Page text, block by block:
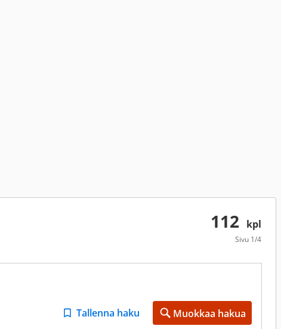
112 kpl
Sivu 1/4
Tallenna haku Muokkaa hakua